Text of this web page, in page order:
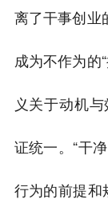
离了干事创业
成为不作为的
义关于动机
证统一。“干
行为的前提和